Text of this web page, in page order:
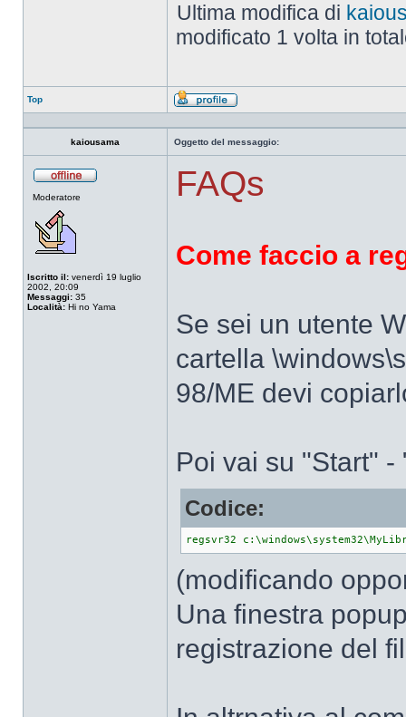
Ultima modifica di
modificato 1 volta in
Top
Profilo
kaiousama Oggetto del messaggio:
Moderatore
Iscritto il: venerdì 19 luglio
2002, 20:09
Messaggi: 35
Località: Hi no Yama
FAQs
Come faccio a
Se sei un utente
cartella
98/ME devi
Poi vai su "Start"
Codice:
regsvr32
(modificando
Una finestra
registrazione del